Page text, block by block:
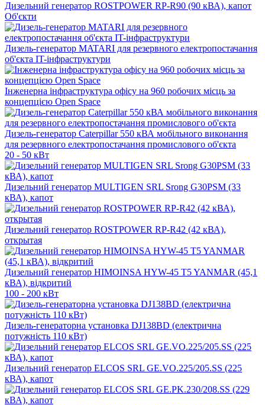
Дизельний генератор ROSTPOWER RP-R90 (90 кВА), капот
Об'єкти
Дизель-генератор MATARI для резервного електропостачання
об'єкта IT-інфраструктури
Інженерна інфраструктура офісу на 960 робочих місць за
концепцією Open Space
Дизель-генератор Caterpillar 550 кВА мобільного виконання
для резервного електропостачання промислового об'єкта
20 - 50 кВт
Дизельний генератор MULTIGEN SRL Srong G30PSM (33
кВА), капот
Дизельний генератор ROSTPOWER RP-R42 (42 кВА),
открытая
Дизельний генератор HIMOINSA HYW-45 T5 YANMAR (45,1
кВА), відкритий
100 - 200 кВт
Дизель-генераторна установка DJ138BD (електрична
потужність 110 кВт)
Дизельний генератор ELCOS SRL GE.VO.225/205.SS (225
кВА), капот